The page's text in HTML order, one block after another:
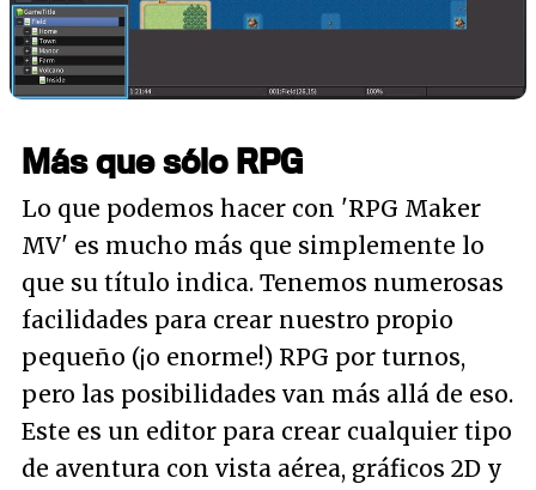
Más que sólo RPG
Lo que podemos hacer con 'RPG Maker
MV' es mucho más que simplemente lo
que su título indica. Tenemos numerosas
facilidades para crear nuestro propio
pequeño (¡o enorme!) RPG por turnos,
pero las posibilidades van más allá de eso.
Este es un editor para crear cualquier tipo
de aventura con vista aérea, gráficos 2D y